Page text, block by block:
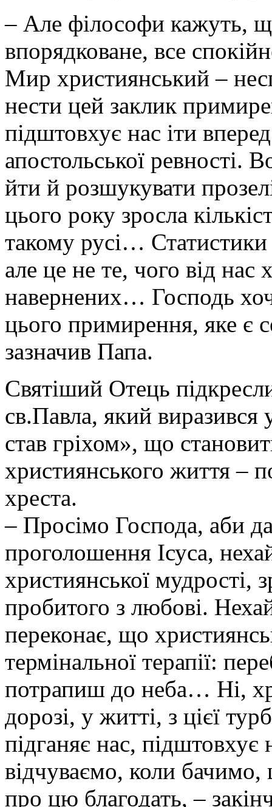
– Але філософи кажуть,
впорядковане, все
Мир християнський –
нести цей заклик
підштовхує нас іти
апостольської ревності.
йти й розшукувати
цього року зросла
такому русі…
але це не те, чого від
навернених… Господь
цього примирення, яке є
зазначив Папа.
Святіший Отець
св.Павла, який виразився
став гріхом», що
християнського життя –
хреста.
– Просімо Господа, аби
проголошення Ісуса,
християнської мудрості,
пробитого з любові.
переконає, що
термінальної терапії:
потрапиш до неба… Ні,
дорозі, у житті, з цієї
підганяє нас,
відчуваємо, коли
про цю благодать, –